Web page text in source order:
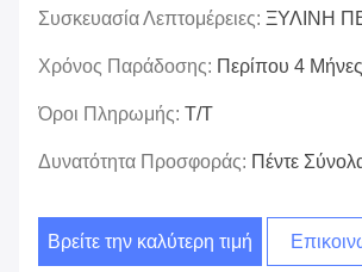
Συσκευασία Λεπτομέρειες: ΞΥΛΙΝΗ
Χρόνος Παράδοσης: Περίπου 4 Μήνες
Όροι Πληρωμής: T/T
Δυνατότητα Προσφοράς: Πέντε
Βρείτε την καλύτερη τιμή